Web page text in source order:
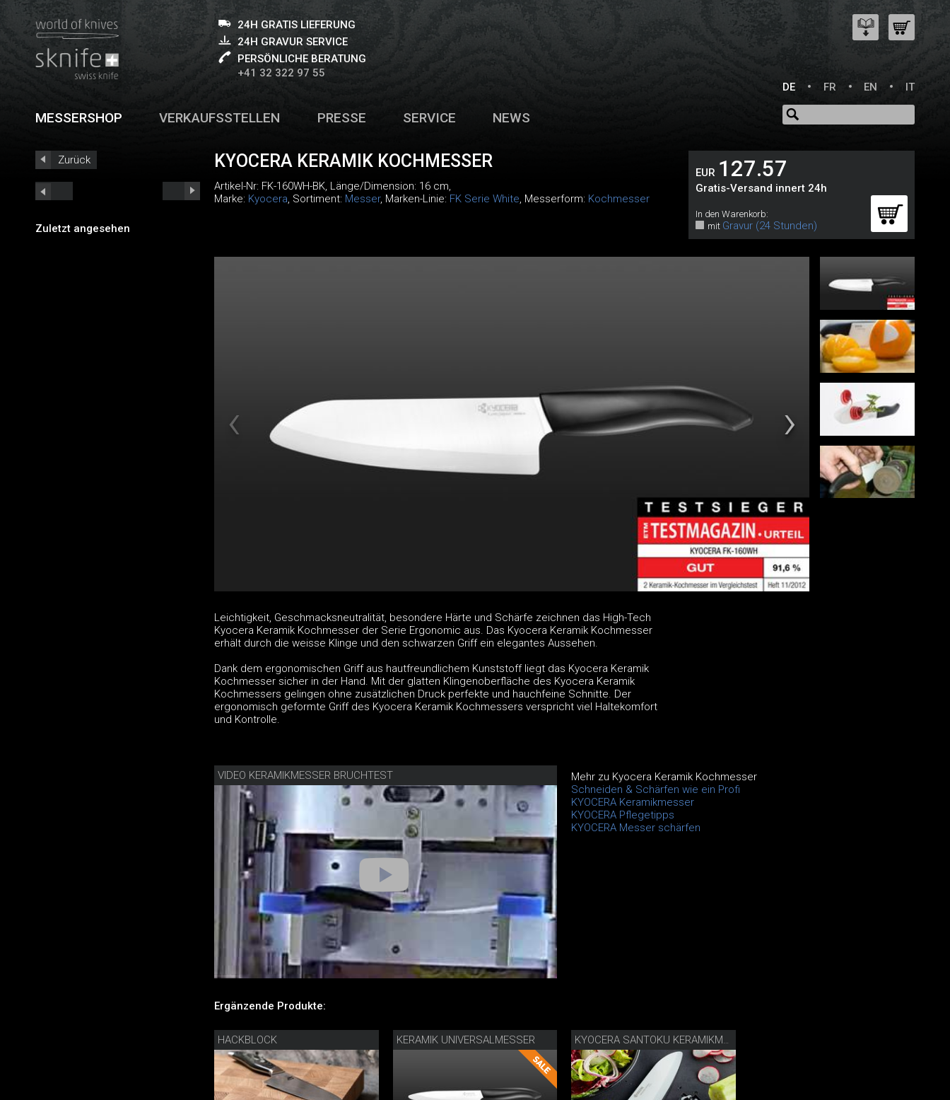
24H GRATIS LIEFERUNG
24H GRAVUR SERVICE
PERSÖNLICHE BERATUNG
+41 32 322 97 55
DE
FR EN IT
MESSERSHOP VERKAUFSSTELLEN PRESSE SERVICE NEWS
Zurück
Zuletzt angesehen
KYOCERA KERAMIK KOCHMESSER
Artikel-Nr: FK-160WH-BK, Länge/Dimension: 16 cm,
Marke: Kyocera, Sortiment: Messer, Marken-Linie: FK Serie White, Messerform: Kochmesser
EUR 127.57
Gratis-Versand innert 24h
In den Warenkorb:
mit Gravur (24 Stunden)
Leichtigkeit, Geschmacksneutralität, besondere Härte und Schärfe zeichnen das High-Tech
Kyocera Keramik Kochmesser der Serie Ergonomic aus. Das Kyocera Keramik Kochmesser
erhält durch die weisse Klinge und den schwarzen Griff ein elegantes Aussehen.
Dank dem ergonomischen Griff aus hautfreundlichem Kunststoff liegt das Kyocera Keramik
Kochmesser sicher in der Hand. Mit der glatten Klingenoberfläche des Kyocera Keramik
Kochmessers gelingen ohne zusätzlichen Druck perfekte und hauchfeine Schnitte. Der
ergonomisch geformte Griff des Kyocera Keramik Kochmessers verspricht viel Haltekomfort
und Kontrolle.
VIDEO KERAMIKMESSER BRUCHTEST
Mehr zu Kyocera Keramik Kochmesser
Schneiden & Schärfen wie ein Profi
KYOCERA Keramikmesser
KYOCERA Pflegetipps
KYOCERA Messer schärfen
Ergänzende Produkte:
HACKBLOCK KERAMIK UNIVERSALMESSER KYOCERA SANTOKU KERAMIKMESSER